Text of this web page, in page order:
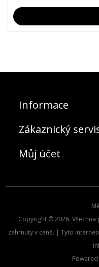
Informace
Zákaznický
Můj účet
Copyright © 2026.
zahrnuty v ceně. | Tyto